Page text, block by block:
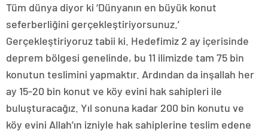
Tüm dünya diyor ki ‘Dünyanın en büyük konut
seferberliğini gerçekleştiriyorsunuz.’
Gerçekleştiriyoruz tabii ki. Hedefimiz 2 ay içerisinde
deprem bölgesi genelinde, bu 11 ilimizde tam 75 bin
konutun teslimini yapmaktır. Ardından da inşallah her
ay 15-20 bin konut ve köy evini hak sahipleri ile
buluşturacağız. Yıl sonuna kadar 200 bin konutu ve
köy evini Allah’ın izniyle hak sahiplerine teslim edene